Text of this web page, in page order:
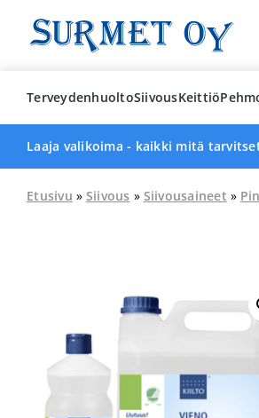
content
TerveydenhuoltoSiivousKeittiö
Laaja valikoima - kaikki mitä
Etusivu » Siivous » Siivousaineet »